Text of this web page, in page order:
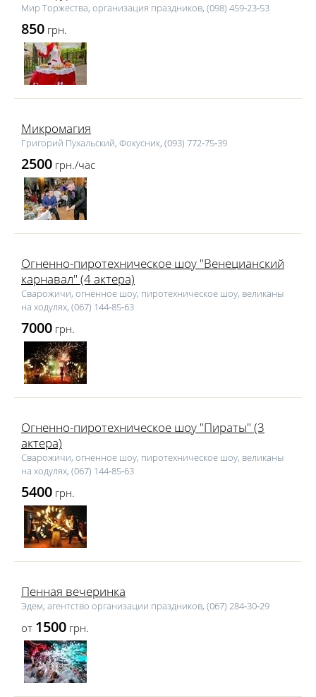
Мир Торжества, организация праздников, (098) 459‑23‑53
850 грн.
Микромагия
Григорий Пухальский, Фокусник, (093) 772‑75‑39
2500 грн./час
Огненно-пиротехническое шоу "Венецианский
карнавал" (4 актера)
Сварожичи, огненное шоу, пиротехническое шоу, великаны
на ходулях, (067) 144‑85‑63
7000 грн.
Огненно-пиротехническое шоу "Пираты" (3
актера)
Сварожичи, огненное шоу, пиротехническое шоу, великаны
на ходулях, (067) 144‑85‑63
5400 грн.
Пенная вечеринка
Эдем, агентство организации праздников, (067) 284‑30‑29
от 1500 грн.